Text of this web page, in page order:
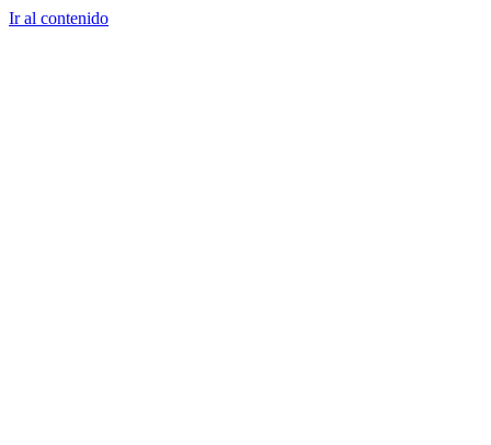
Ir al contenido